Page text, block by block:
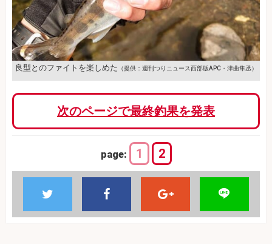
良型とのファイトを楽しめた （提供：週刊つりニュース西部版APC・津曲隼丞）
次のページで最終釣果を発表
page: 1 2